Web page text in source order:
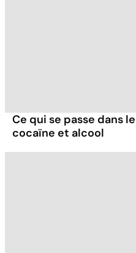
Ce qui se passe dans
cocaïne et alcool